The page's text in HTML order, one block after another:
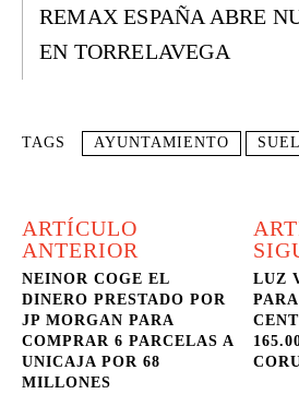
REMAX ESPAÑA ABRE
EN TORRELAVEGA
TAGS AYUNTAMIENTO
ARTÍCULO
ANTERIOR
NEINOR COGE EL
DINERO PRESTADO POR
JP MORGAN PARA
COMPRAR 6 PARCELAS A
UNICAJA POR 68
MILLONES
LUZ